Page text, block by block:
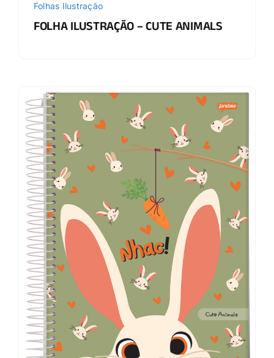
Folhas Ilustração
FOLHA ILUSTRAÇÃO – CUTE ANIMALS